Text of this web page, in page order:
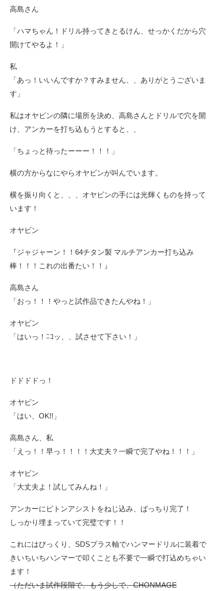
高島さん
「ハマちゃん！ドリル持ってきとるけん、せっかくだから穴
開けてやるよ！」
私
「あっ！いいんですか？すみません、、ありがとうございま
す」
私はオヤビンの隣に場所を決め、高島さんとドリルで穴を開
け、アンカーを打ち込もうとすると、、
「ちょっと待ったーーー！！！」
横の方からなにやらオヤビンが叫んでいます。
横を振り向くと、、、オヤビンの手には光輝くものを持って
います！
オヤビン
『ジャジャーン！！64チタン製 マルチアンカー打ち込み
棒！！！これの出番たい！！』
高島さん
「おっ！！！やっと試作品できたんやね！」
オヤビン
「はいっ！ﾆｺッ、、試させて下さい！」
ドドドドっ！
オヤビン
「はい、OK!!」
高島さん、私
「えっ！！早っ！！！！大丈夫？一瞬で完了やね！！！」
オヤビン
「大丈夫よ！試してみんね！」
アンカーにピトンアシストをねじ込み、ばっちり完了！
しっかり埋まっていて完璧です！！
これにはびっくり、SDSプラス軸でハンマードリルに装着で
きいちいちハンマーで叩くことも不要で一瞬で打込めちゃい
ます！
（ただいま試作段階で、もう少しで、CHONMAGE